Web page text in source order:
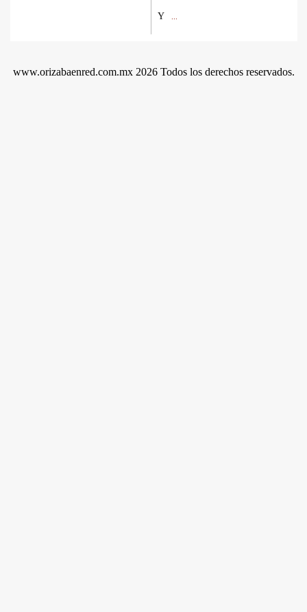
Y
www.orizabaenred.com.mx 2026 Todos los derechos reservados.